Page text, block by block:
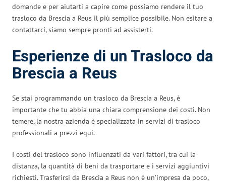
domande e per aiutarti a capire come possiamo rendere il tuo
trasloco da Brescia a Reus il più semplice possibile. Non esitare a
contattarci, siamo sempre pronti ad assisterti.
Esperienze di un Trasloco da
Brescia a Reus
Se stai programmando un trasloco da Brescia a Reus, è
importante che tu abbia una chiara comprensione dei costi. Non
temere, la nostra azienda è specializzata in servizi di trasloco
professionali a prezzi equi.
I costi del trasloco sono influenzati da vari fattori, tra cui la
distanza, la quantità di beni da trasportare e i servizi aggiuntivi
richiesti. Trasferirsi da Brescia a Reus non è un’impresa da poco,